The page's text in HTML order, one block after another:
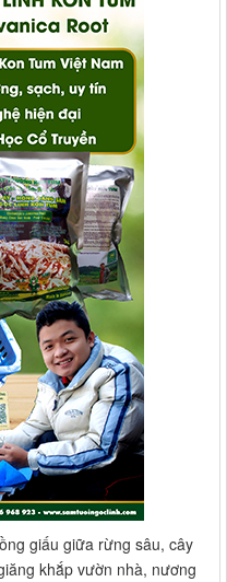
giấu giữa rừng sâu, cây
khắp vườn nhà, nương